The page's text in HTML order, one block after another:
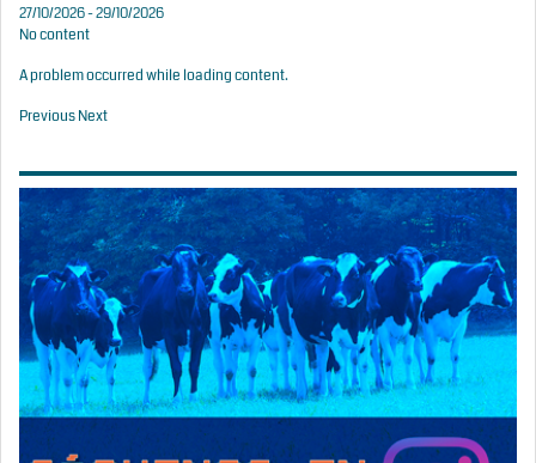
27/10/2026 - 29/10/2026
No content
A problem occurred while loading content.
PreviousNext